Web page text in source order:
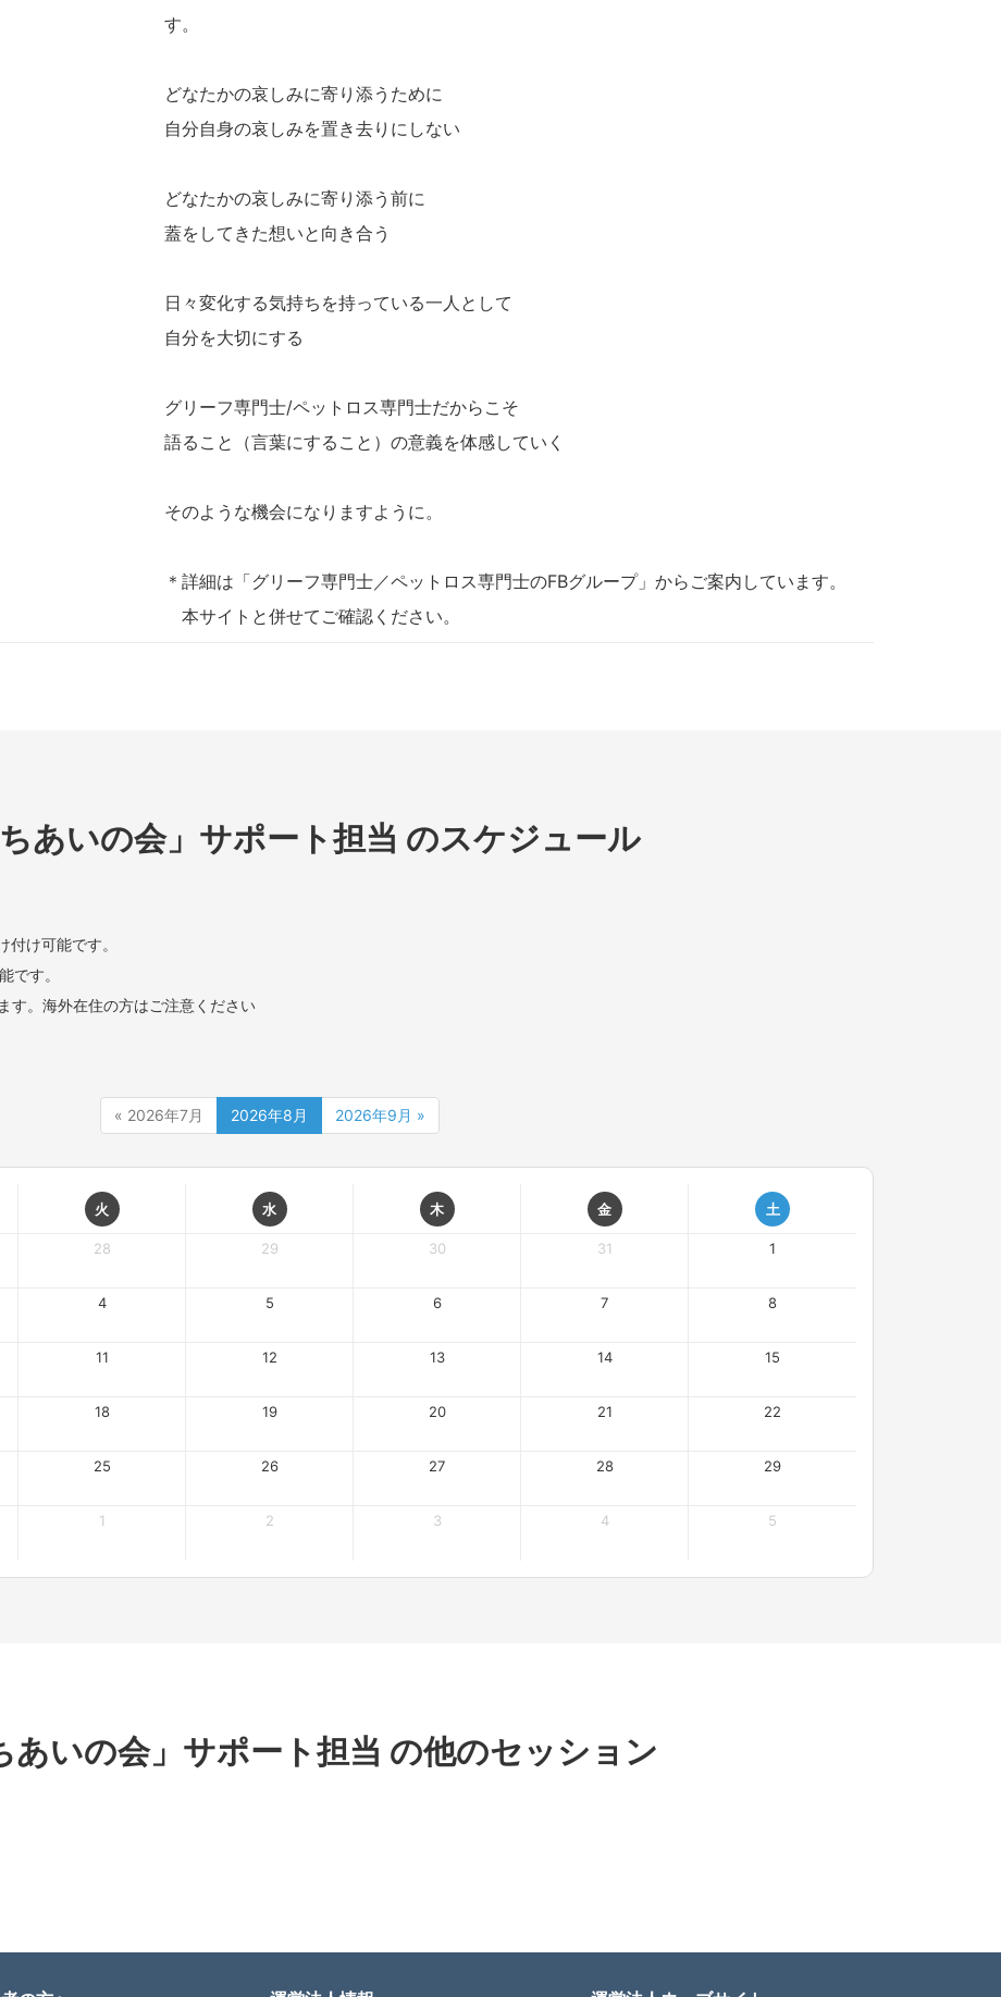
す。
どなたかの哀しみに寄り添うために
自分自身の哀しみを置き去りにしない
どなたかの哀しみに寄り添う前に
蓋をしてきた想いと向き合う
日々変化する気持ちを持っている一人として
自分を大切にする
グリーフ専門士/ペットロス専門士だからこそ
語ること（言葉にすること）の意義を体感していく
そのような機会になりますように。
＊詳細は「グリーフ専門士／ペットロス専門士のFBグループ」からご案内しています。
本サイトと併せてご確認ください。
ちあいの会」サポート担当 のスケジュール
付け可能です。
です。
す。海外在住の方はご注意ください
« 2026年7月 2026年8月 2026年9月 »
火 水 木 金 土
28 29 30 31 1
4 5 6 7 8
11 12 13 14 15
18 19 20 21 22
25 26 27 28 29
1 2 3 4 5
あいの会」サポート担当 の他のセッション